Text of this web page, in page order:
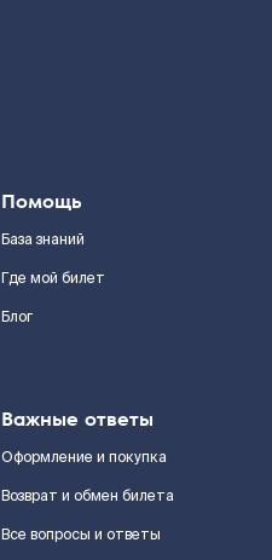
Помощь
База знаний
Где мой билет
Блог
Важные ответы
Оформление и покупка
Возврат и обмен билета
Все вопросы и ответы